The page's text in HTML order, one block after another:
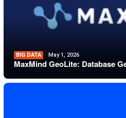
BIG DATA May 1, 2026
MaxMind GeoLite: Database